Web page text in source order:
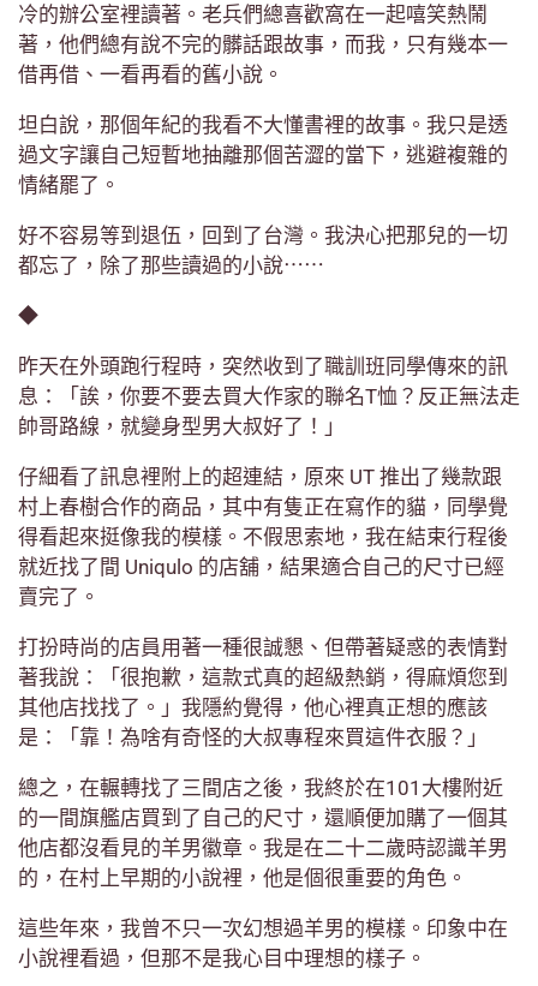
冷的辦公室裡讀著。老兵們總喜歡窩在一起嘻笑熱鬧
著，他們總有說不完的髒話跟故事，而我，只有幾本一
借再借、一看再看的舊小說。
坦白說，那個年紀的我看不大懂書裡的故事。我只是透
過文字讓自己短暫地抽離那個苦澀的當下，逃避複雜的
情緒罷了。
好不容易等到退伍，回到了台灣。我決心把那兒的一切
都忘了，除了那些讀過的小說⋯⋯
◆
昨天在外頭跑行程時，突然收到了職訓班同學傳來的訊
息：「誒，你要不要去買大作家的聯名T恤？反正無法走
帥哥路線，就變身型男大叔好了！」
仔細看了訊息裡附上的超連結，原來 UT 推出了幾款跟
村上春樹合作的商品，其中有隻正在寫作的貓，同學覺
得看起來挺像我的模樣。不假思索地，我在結束行程後
就近找了間 Uniqulo 的店舖，結果適合自己的尺寸已經
賣完了。
打扮時尚的店員用著一種很誠懇、但帶著疑惑的表情對
著我說：「很抱歉，這款式真的超級熱銷，得麻煩您到
其他店找找了。」我隱約覺得，他心裡真正想的應該
是：「靠！為啥有奇怪的大叔專程來買這件衣服？」
總之，在輾轉找了三間店之後，我終於在101大樓附近
的一間旗艦店買到了自己的尺寸，還順便加購了一個其
他店都沒看見的羊男徽章。我是在二十二歲時認識羊男
的，在村上早期的小說裡，他是個很重要的角色。
這些年來，我曾不只一次幻想過羊男的模樣。印象中在
小說裡看過，但那不是我心目中理想的樣子。